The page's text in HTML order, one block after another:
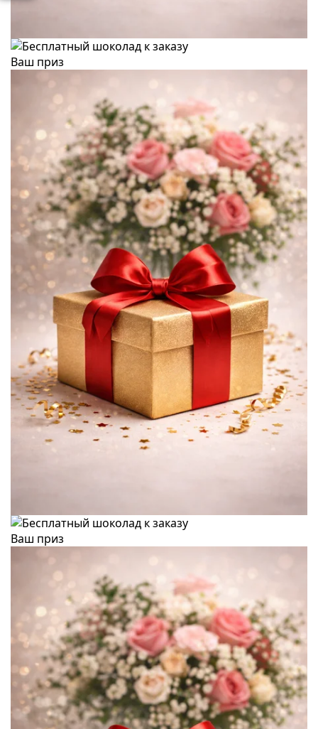
Ваш приз
Ваш приз